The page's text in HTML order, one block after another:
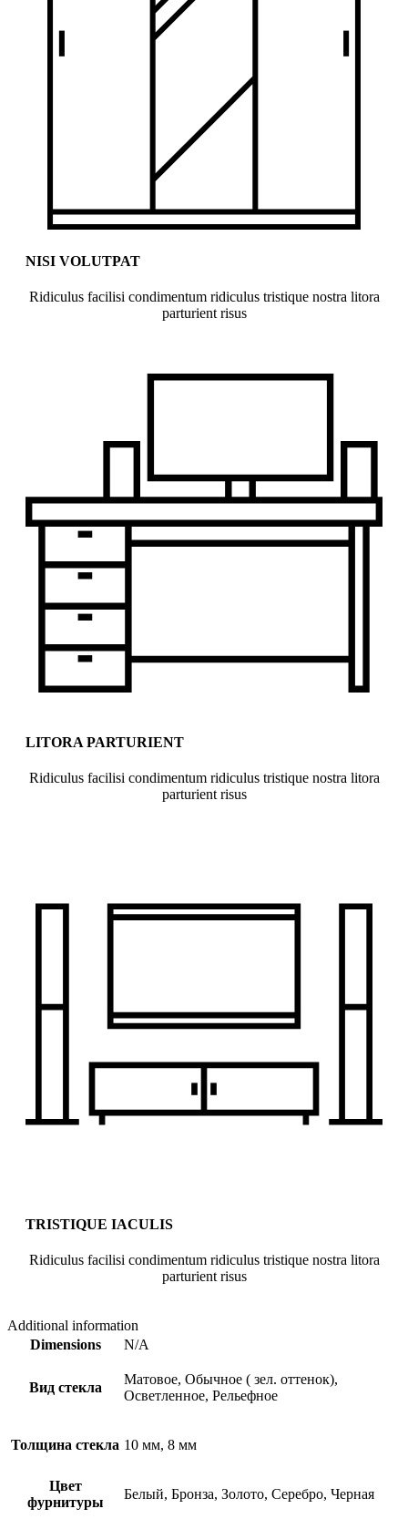
NISI VOLUTPAT
Ridiculus facilisi condimentum ridiculus tristique nostra litora
parturient risus
LITORA PARTURIENT
Ridiculus facilisi condimentum ridiculus tristique nostra litora
parturient risus
TRISTIQUE IACULIS
Ridiculus facilisi condimentum ridiculus tristique nostra litora
parturient risus
Additional information
Dimensions
N/A
Вид стекла
Матовое, Обычное ( зел. оттенок),
Осветленное, Рельефное
Толщина стекла 10 мм, 8 мм
Цвет
фурнитуры
Белый, Бронза, Золото, Серебро, Черная